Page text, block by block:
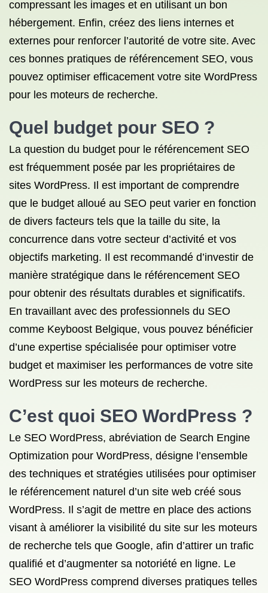
compressant les images et en utilisant un bon
hébergement. Enfin, créez des liens internes et
externes pour renforcer l’autorité de votre site. Avec
ces bonnes pratiques de référencement SEO, vous
pouvez optimiser efficacement votre site WordPress
pour les moteurs de recherche.
Quel budget pour SEO ?
La question du budget pour le référencement SEO
est fréquemment posée par les propriétaires de
sites WordPress. Il est important de comprendre
que le budget alloué au SEO peut varier en fonction
de divers facteurs tels que la taille du site, la
concurrence dans votre secteur d’activité et vos
objectifs marketing. Il est recommandé d’investir de
manière stratégique dans le référencement SEO
pour obtenir des résultats durables et significatifs.
En travaillant avec des professionnels du SEO
comme Keyboost Belgique, vous pouvez bénéficier
d’une expertise spécialisée pour optimiser votre
budget et maximiser les performances de votre site
WordPress sur les moteurs de recherche.
C’est quoi SEO WordPress ?
Le SEO WordPress, abréviation de Search Engine
Optimization pour WordPress, désigne l’ensemble
des techniques et stratégies utilisées pour optimiser
le référencement naturel d’un site web créé sous
WordPress. Il s’agit de mettre en place des actions
visant à améliorer la visibilité du site sur les moteurs
de recherche tels que Google, afin d’attirer un trafic
qualifié et d’augmenter sa notoriété en ligne. Le
SEO WordPress comprend diverses pratiques telles